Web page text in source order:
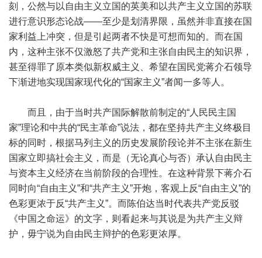
刻，公然与以自由主义立国的英美和以共产主义立国的苏联
进行意识形态论战——至少是划清界限，虽然并非直接在国
家利益上冲突，但是引起两者不快是可想而知的。而在国
内，这种主张不仅激怒了共产党和主张自由民主的知识界，
甚至得罪了原本类似新权威主义、希望在国民党蒋介石领导
下渐进地实现国家现代化的“国家主义”者闻一多等人。
而且，由于当时共产国际解散前制定的“人民民主国
家”理论和中共的“民主革命”说法，都在坚持共产主义终极目
标的同时，根据马列主义的历史发展阶段论并不主张在新生
国家立即搞社会主义，而是（无论真心与否）承认自由民主
与资本主义经济在当前阶段的合理性。在这种背景下蒋介石
同时向“自由主义”和“共产主义”开炮，客观上反“自由主义”的
色彩更浓于反“共产主义”。而陈伯达当时代表共产党反驳
《中国之命运》的文字，则看起来与其说是为共产主义辩
护，毋宁说为自由民主辩护的色彩更浓厚。